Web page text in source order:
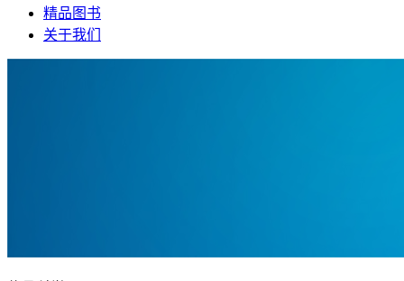
精品图书
关于我们